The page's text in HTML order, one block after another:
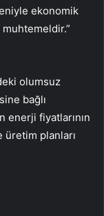
ekonomik
olumsuz
bağlı
enerji fiyatlarının
üretim planları